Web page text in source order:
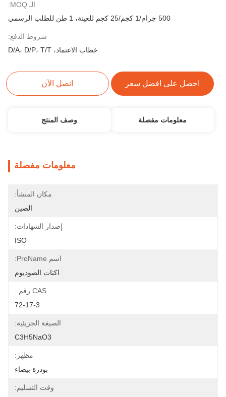
الـ MOQ:
500 جرام/1 كجم/25 كجم للعينة، 1 طن للطلب الرسمي
شروط الدفع:
خطاب الاعتماد، D/A، D/P، T/T
احصل على افضل سعر اتصل الآن
معلومات مفصلة وصف المنتج
معلومات مفصلة
مكان المنشأ:
الصين
إصدار الشهادات:
ISO
اسم ProName:
اكتات الصوديوم
CAS رقم.:
72-17-3
الصيغة الجزيئية:
C3H5NaO3
مظهر:
بودرة بيضاء
وقت التسليم: